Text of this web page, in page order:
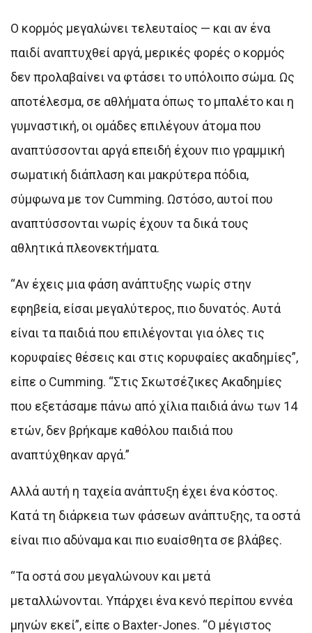
Ο κορμός μεγαλώνει τελευταίος — και αν ένα
παιδί αναπτυχθεί αργά, μερικές φορές ο κορμός
δεν προλαβαίνει να φτάσει το υπόλοιπο σώμα. Ως
αποτέλεσμα, σε αθλήματα όπως το μπαλέτο και η
γυμναστική, οι ομάδες επιλέγουν άτομα που
αναπτύσσονται αργά επειδή έχουν πιο γραμμική
σωματική διάπλαση και μακρύτερα πόδια,
σύμφωνα με τον Cumming. Ωστόσο, αυτοί που
αναπτύσσονται νωρίς έχουν τα δικά τους
αθλητικά πλεονεκτήματα.
“Αν έχεις μια φάση ανάπτυξης νωρίς στην
εφηβεία, είσαι μεγαλύτερος, πιο δυνατός. Αυτά
είναι τα παιδιά που επιλέγονται για όλες τις
κορυφαίες θέσεις και στις κορυφαίες ακαδημίες”,
είπε ο Cumming. “Στις Σκωτσέζικες Ακαδημίες
που εξετάσαμε πάνω από χίλια παιδιά άνω των 14
ετών, δεν βρήκαμε καθόλου παιδιά που
αναπτύχθηκαν αργά.”
Αλλά αυτή η ταχεία ανάπτυξη έχει ένα κόστος.
Κατά τη διάρκεια των φάσεων ανάπτυξης, τα οστά
είναι πιο αδύναμα και πιο ευαίσθητα σε βλάβες.
“Τα οστά σου μεγαλώνουν και μετά
μεταλλώνονται. Υπάρχει ένα κενό περίπου εννέα
μηνών εκεί”, είπε ο Baxter-Jones. “Ο μέγιστος